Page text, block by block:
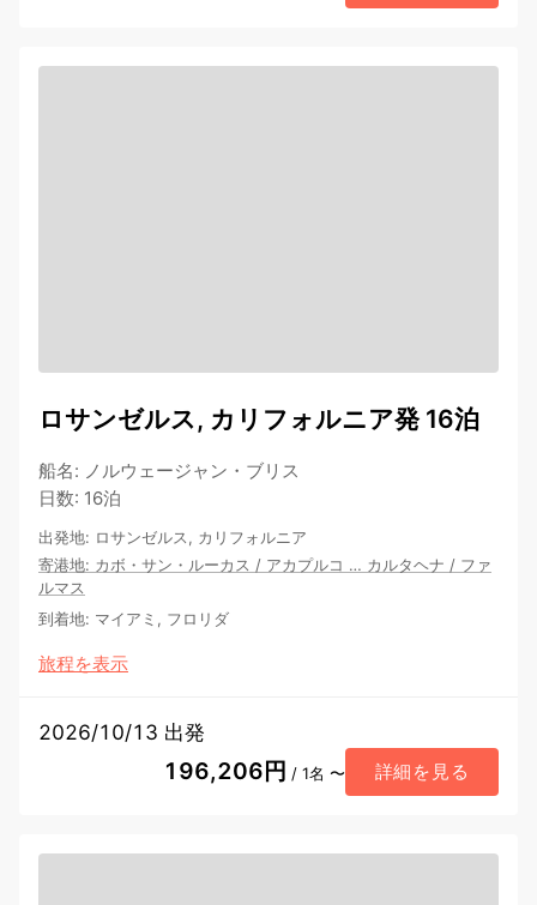
ロサンゼルス, カリフォルニア発 16泊
船名: ノルウェージャン・ブリス
日数: 16泊
出発地: ロサンゼルス, カリフォルニア
寄港地: カボ・サン・ルーカス / アカプルコ … カルタヘナ / ファ
ルマス
到着地: マイアミ, フロリダ
旅程を表示
2026/10/13 出発
196,206円 / 1名 〜 詳細を見る